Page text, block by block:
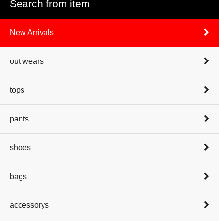
Search from item
New Arrivals
out wears
tops
pants
shoes
bags
accessorys